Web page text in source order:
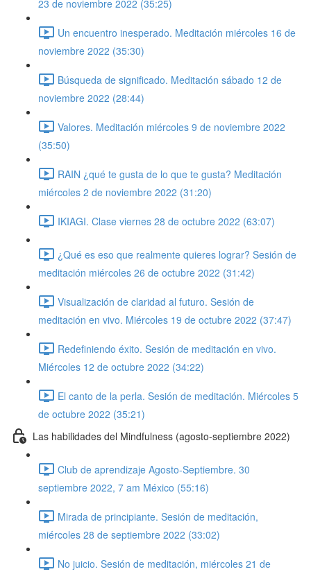
23 de noviembre 2022 (35:25)
Un encuentro inesperado. Meditación miércoles 16 de
noviembre 2022 (35:30)
Búsqueda de significado. Meditación sábado 12 de
noviembre 2022 (28:44)
Valores. Meditación miércoles 9 de noviembre 2022
(35:50)
RAIN ¿qué te gusta de lo que te gusta? Meditación
miércoles 2 de noviembre 2022 (31:20)
IKIAGI. Clase viernes 28 de octubre 2022 (63:07)
¿Qué es eso que realmente quieres lograr? Sesión de
meditación miércoles 26 de octubre 2022 (31:42)
Visualización de claridad al futuro. Sesión de
meditación en vivo. Miércoles 19 de octubre 2022 (37:47)
Redefiniendo éxito. Sesión de meditación en vivo.
Miércoles 12 de octubre 2022 (34:22)
El canto de la perla. Sesión de meditación. Miércoles 5
de octubre 2022 (35:21)
Las habilidades del Mindfulness (agosto-septiembre 2022)
Club de aprendizaje Agosto-Septiembre. 30
septiembre 2022, 7 am México (55:16)
Mirada de principiante. Sesión de meditación,
miércoles 28 de septiembre 2022 (33:02)
No juicio. Sesión de meditación, miércoles 21 de